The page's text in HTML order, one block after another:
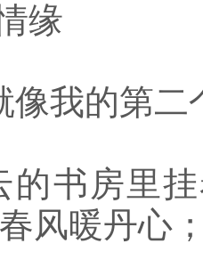
缘
我的第二
书房里挂
风暖丹心